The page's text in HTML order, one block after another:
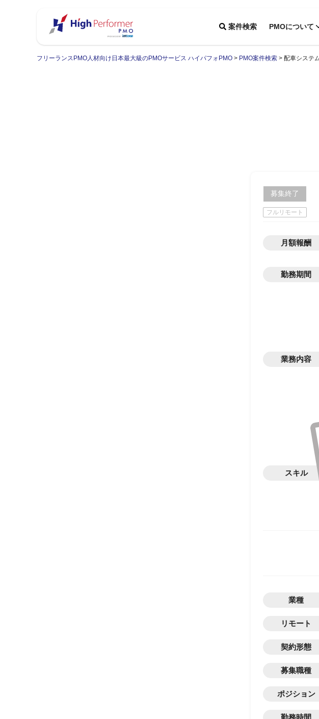
案件検索 PMOについて
フリーランスPMO人材向け日本最大級のPMOサービス ハイパフォPMO > PMO案件検索 > 配車システ
募集終了
フルリモート
月額報酬
勤務期間
業務内容
スキル
業種
リモート
契約形態
募集職種
ポジション
勤務時間